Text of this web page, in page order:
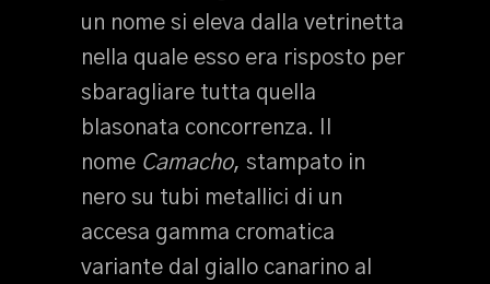
un nome si eleva dalla vetrinetta
nella quale esso era risposto per
sbaragliare tutta quella
blasonata concorrenza. Il
nome Camacho, stampato in
nero su tubi metallici di un
accesa gamma cromatica
variante dal giallo canarino al